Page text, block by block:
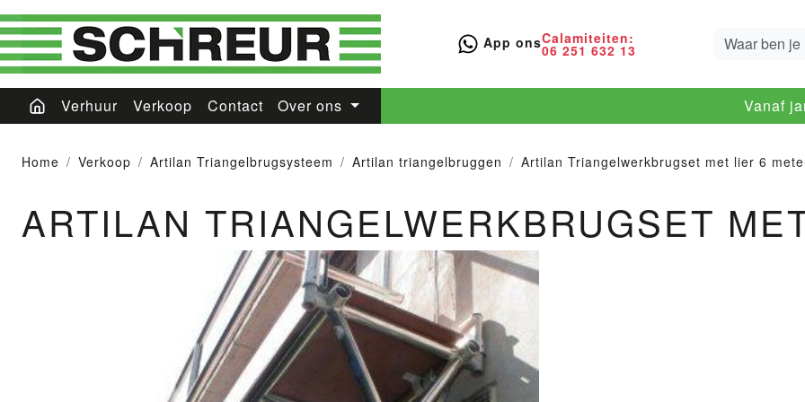
App onsCalamiteiten:
06 251 632 13
Verhuur Verkoop Contact Over ons Vanaf
Home Verkoop Artilan Triangelbrugsysteem Artilan triangelbruggen Artilan Triangelwerkbrugset met lier 6
ARTILAN TRIANGELWERKBRUGSET